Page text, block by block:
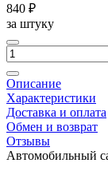
840 ₽
за штуку
Описание
Характеристики
Доставка и оплата
Обмен и возврат
Отзывы
Автомобильный